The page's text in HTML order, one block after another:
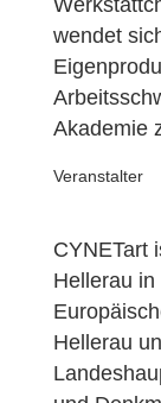
wendet
Akademie
Veranstalter
CYNETart
Hellerau
Hellerau